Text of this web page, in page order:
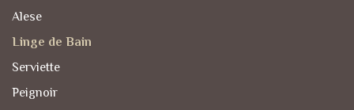
Alese
Linge de Bain
Serviette
Peignoir